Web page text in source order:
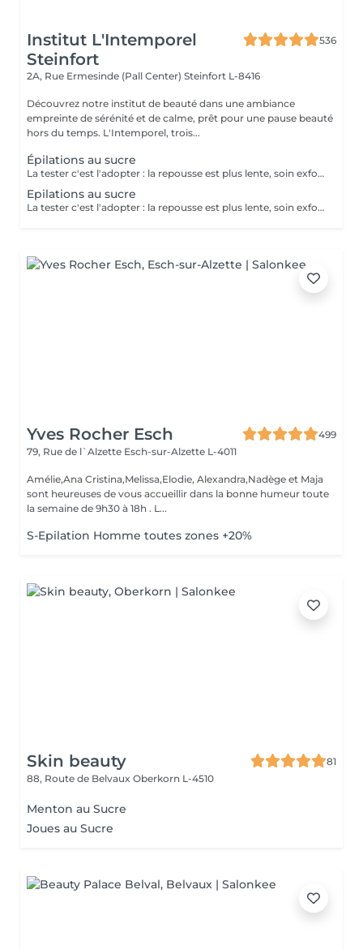
Institut L'Intemporel
Steinfort
536
2A, Rue Ermesinde (Pall Center) Steinfort L-8416
Découvrez notre institut de beauté dans une ambiance
empreinte de sérénité et de calme, prêt pour une pause beauté
hors du temps. L'Intemporel, trois...
Épilations au sucre
La tester c'est l'adopter : la repousse est plus lente, soin exfoliant en même temps, plus efficace sur le long terme.
Epilations au sucre
La tester c'est l'adopter : la repousse est plus lente, soin exfoliant en même temps, plus efficace sur le long terme.
Yves Rocher Esch
499
79, Rue de l`Alzette Esch-sur-Alzette L-4011
Amélie,Ana Cristina,Melissa,Elodie, Alexandra,Nadège et Maja
sont heureuses de vous accueillir dans la bonne humeur toute
la semaine de 9h30 à 18h . L...
S-Epilation Homme toutes zones +20%
Skin beauty
81
88, Route de Belvaux Oberkorn L-4510
Menton au Sucre
Joues au Sucre